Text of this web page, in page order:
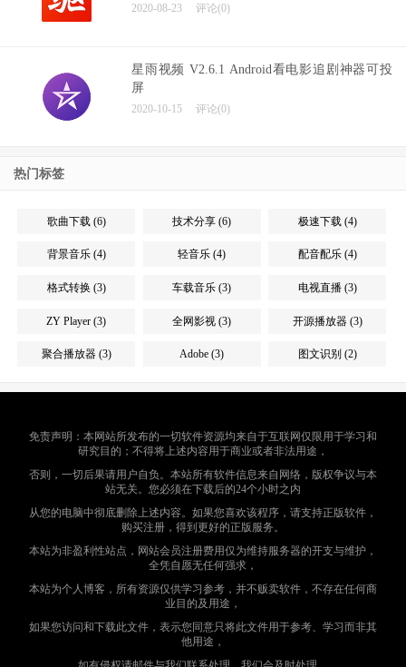
2020-08-23 评论(0)
星雨视频 V2.6.1 Android看电影追剧神器可投
屏
2020-10-15 评论(0)
热门标签
歌曲下载 (6) 技术分享 (6) 极速下载 (4)
背景音乐 (4) 轻音乐 (4) 配音配乐 (4)
格式转换 (3) 车载音乐 (3) 电视直播 (3)
ZY Player (3) 全网影视 (3) 开源播放器 (3)
聚合播放器 (3) Adobe (3) 图文识别 (2)
免责声明：本网站所发布的一切软件资源均来自于互联网仅限用于学习和
研究目的；不得将上述内容用于商业或者非法用途，
否则，一切后果请用户自负。本站所有软件信息来自网络，版权争议与本
站无关。您必须在下载后的24个小时之内
从您的电脑中彻底删除上述内容。如果您喜欢该程序，请支持正版软件，
购买注册，得到更好的正版服务。
本站为非盈利性站点，网站会员注册费用仅为维持服务器的开支与维护，
全凭自愿无任何强求，
本站为个人博客，所有资源仅供学习参考，并不贩卖软件，不存在任何商
业目的及用途，
如果您访问和下载此文件，表示您同意只将此文件用于参考、学习而非其
他用途，